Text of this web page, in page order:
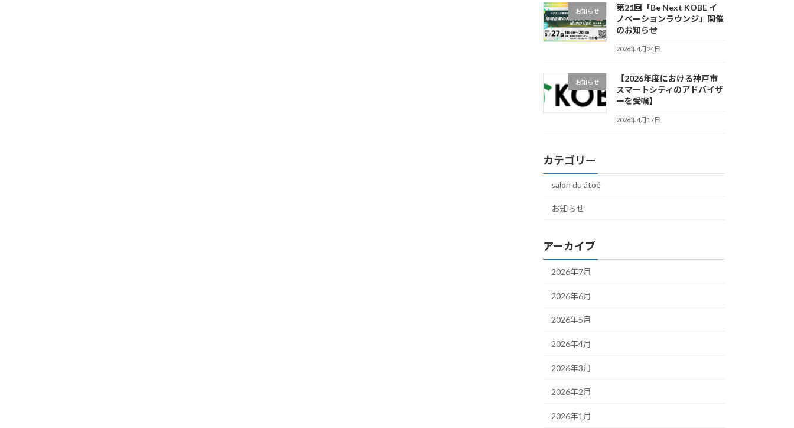
お知らせ
第21回「Be Next KOBE イ
ノベーションラウンジ」開催
のお知らせ
2026年4月24日
お知らせ
【2026年度における神戸市
スマートシティのアドバイザ
ーを受嘱】
2026年4月17日
カテゴリー
salon du átoé
お知らせ
アーカイブ
2026年7月
2026年6月
2026年5月
2026年4月
2026年3月
2026年2月
2026年1月